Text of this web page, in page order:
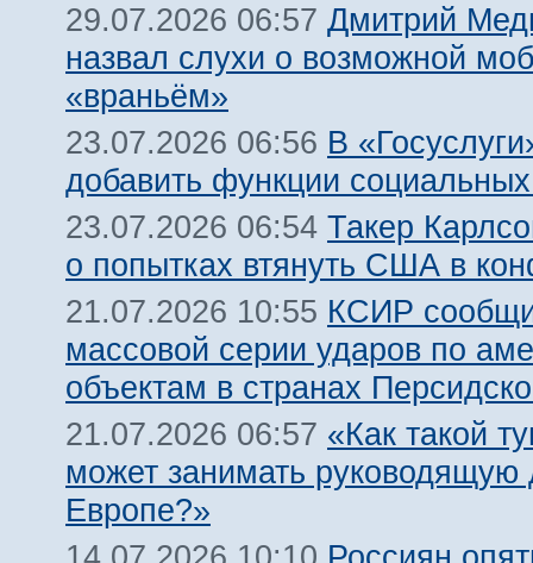
29.07.2026 06:57 Дмитрий
назвал слухи о возможной
«враньём»
23.07.2026 06:56 В
добавить функции
23.07.2026 06:54 Такер
о попытках втянуть США в
21.07.2026 10:55 КСИР
массовой серии ударов по
объектам в странах
21.07.2026 06:57 «Как такой
может занимать руководящую
Европе?»